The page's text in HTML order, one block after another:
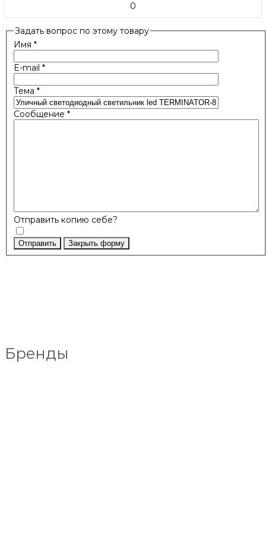
0
Задать вопрос по этому товару
Имя *
E-mail *
Тема *
Сообщение *
Отправить копию себе?
Отправить Закрыть форму
Бренды